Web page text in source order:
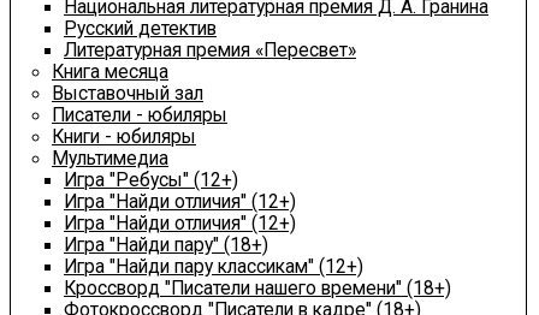
Национальная литературная премия Д. А. Гранина
Русский детектив
Литературная премия «Пересвет»
Книга месяца
Выставочный зал
Писатели - юбиляры
Книги - юбиляры
Мультимедиа
Игра "Ребусы" (12+)
Игра "Найди отличия" (12+)
Игра "Найди отличия" (12+)
Игра "Найди пару" (18+)
Игра "Найди пару классикам" (12+)
Кроссворд "Писатели нашего времени" (18+)
Фотокроссворд "Писатели в кадре" (18+)